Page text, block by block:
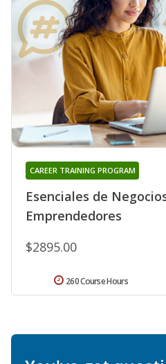
Esenciales de
Emprendedores
CAREER TRAINING PROGRAM
$2895.00
260 Course Hours